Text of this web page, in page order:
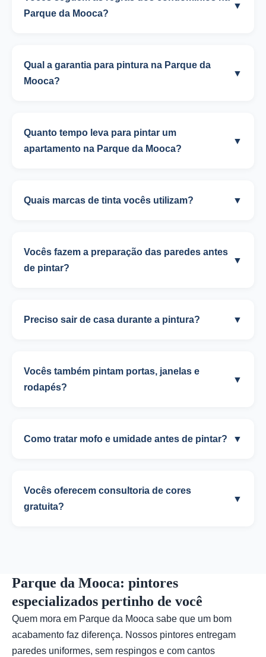
Parque da Mooca?
▼
Qual a garantia para pintura na Parque da
Mooca?
▼
Quanto tempo leva para pintar um
apartamento na Parque da Mooca?
▼
Quais marcas de tinta vocês utilizam? ▼
Vocês fazem a preparação das paredes antes
de pintar?
▼
Preciso sair de casa durante a pintura? ▼
Vocês também pintam portas, janelas e
rodapés?
▼
Como tratar mofo e umidade antes de pintar? ▼
Vocês oferecem consultoria de cores
gratuita?
▼
Parque da Mooca: pintores
especializados pertinho de você
Quem mora em Parque da Mooca sabe que um bom
acabamento faz diferença. Nossos pintores entregam
paredes uniformes, sem respingos e com cantos